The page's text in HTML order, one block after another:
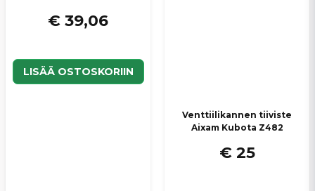
€ 39,06
LISÄÄ OSTOSKORIIN
Venttiilikannen tiiviste
Aixam Kubota Z482
€ 25